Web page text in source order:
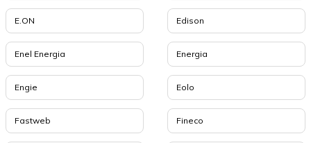
E.ON Edison
Enel Energia Energia
Engie Eolo
Fastweb Fineco